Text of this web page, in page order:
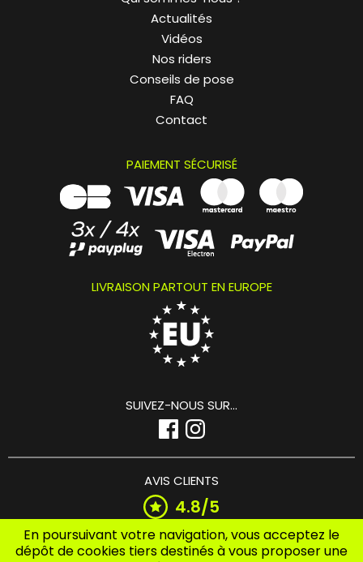
Actualités
Vidéos
Nos riders
Conseils de pose
FAQ
Contact
PAIEMENT SÉCURISÉ
LIVRAISON PARTOUT EN EUROPE
SUIVEZ-NOUS SUR...
AVIS CLIENTS
4.8/5
En poursuivant votre navigation, vous acceptez le
dépôt de cookies tiers destinés à vous proposer une